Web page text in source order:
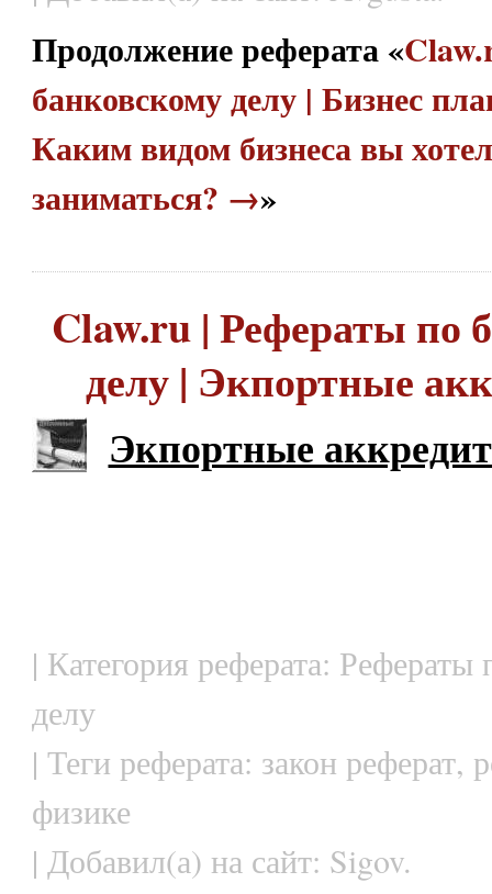
Продолжение реферата «
банковскому делу | Бизнес
Каким видом бизнеса вы
заниматься? →»
Claw.ru | Рефераты по
делу | Экпортные
Экпортные
| Категория реферата: Рефераты
делу
| Теги реферата: закон реферат,
физике
| Добавил(а) на сайт: Sigov.